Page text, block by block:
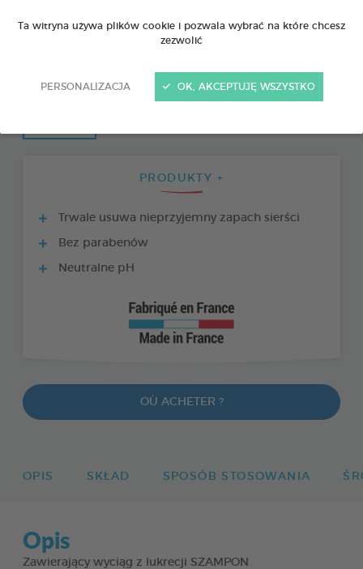
Ta witryna używa plików cookie i pozwala wybrać na które chcesz
zezwolić
PERSONALIZACJA OK, AKCEPTUJĘ WSZYSTKO
PRODUKTY +
Trwale usuwa nieprzyjemny zapach sierści
Bez parabenów
Neutralne pH
OÙ ACHETER ?
OPIS SKŁAD SPOSÓB STOSOWANIA
Opis
Zawierający wyciąg z lukrecji SZAMPON